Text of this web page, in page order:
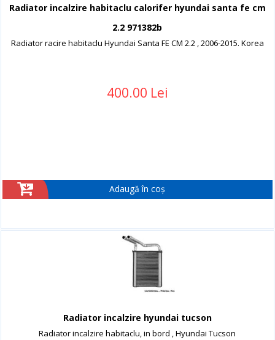
Radiator incalzire habitaclu calorifer hyundai santa fe cm
2.2 971382b
Radiator racire habitaclu Hyundai Santa FE CM 2.2 , 2006-2015. Korea
400.00 Lei
Adaugă în coș
Radiator incalzire hyundai tucson
Radiator incalzire habitaclu, in bord , Hyundai Tucson